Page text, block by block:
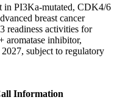
in PI3Ka-mutated, CDK4/6
breast cancer
readiness activities for
aromatase inhibitor,
subject to regulatory
Information